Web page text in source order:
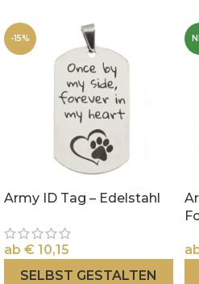
-15%
Army ID Tag – Edelstahl
ab € 10,15
SELBST GESTALTEN